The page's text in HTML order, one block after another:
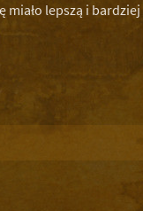
miało lepszą i bardziej